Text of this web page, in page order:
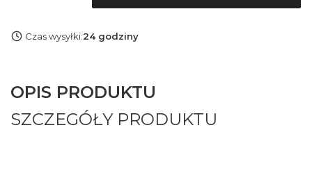
Czas wysyłki:24 godziny
OPIS PRODUKTU
SZCZEGÓŁY PRODUKTU